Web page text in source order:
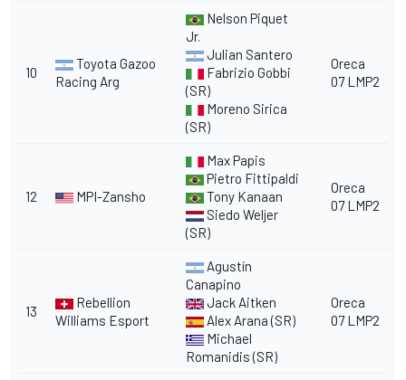
10
Toyota Gazoo
Racing Arg
Nelson Piquet
Jr.
Julian Santero
Fabrizio Gobbi
(SR)
Moreno Sirica
(SR)
Oreca
07 LMP2
12 MPI-Zansho
Max Papis
Pietro Fittipaldi
Tony Kanaan
Siedo Weljer
(SR)
Oreca
07 LMP2
13
Rebellion
Williams Esport
Agustín
Canapino
Jack Aitken
Alex Arana (SR)
Michael
Romanidis (SR)
Oreca
07 LMP2